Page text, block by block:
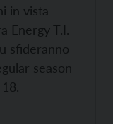
in vista
Energy T.I.
sfideranno
season